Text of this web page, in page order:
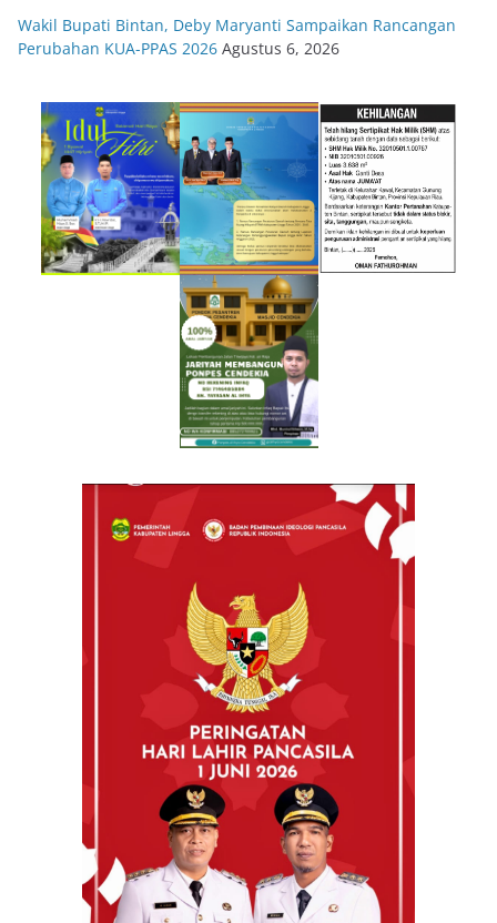
Wakil Bupati Bintan, Deby Maryanti Sampaikan Rancangan
Perubahan KUA-PPAS 2026 Agustus 6, 2026